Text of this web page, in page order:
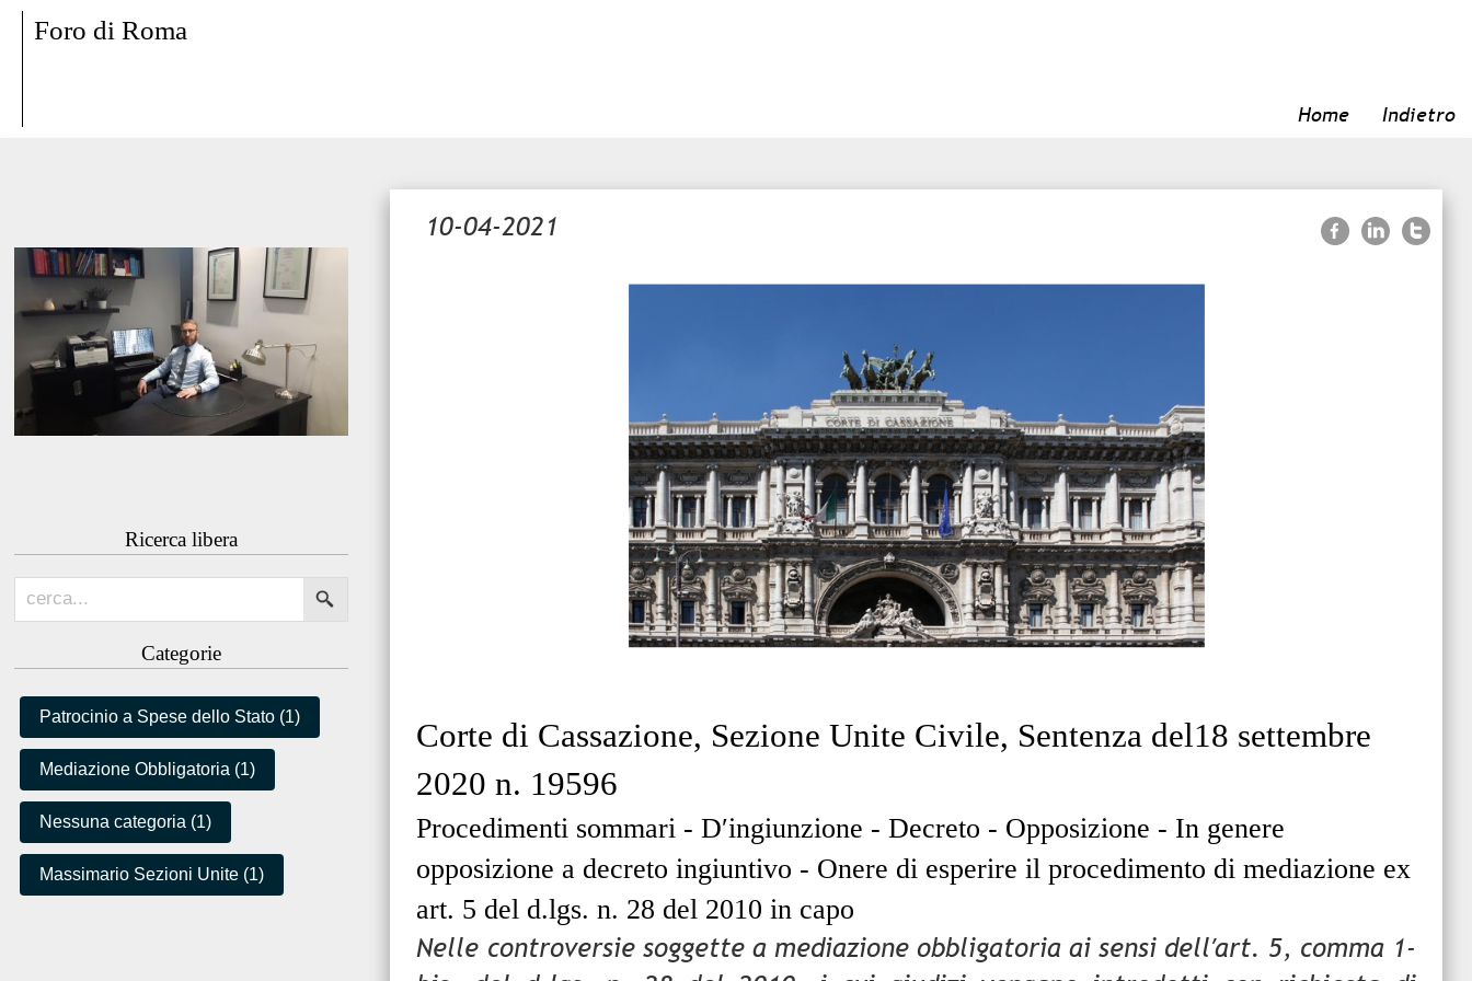
Foro di Roma
Home Indietro
Ricerca libera
Categorie
Patrocinio a Spese dello Stato (1)
Mediazione Obbligatoria (1)
Nessuna categoria (1)
Massimario Sezioni Unite (1)
10-04-2021
Corte di Cassazione, Sezione Unite Civile, Sentenza del18 settembre
2020 n. 19596
Procedimenti sommari - D′ingiunzione - Decreto - Opposizione - In genere
opposizione a decreto ingiuntivo - Onere di esperire il procedimento di mediazione ex
art. 5 del d.lgs. n. 28 del 2010 in capo
Nelle controversie soggette a mediazione obbligatoria ai sensi dell′art. 5, comma 1-